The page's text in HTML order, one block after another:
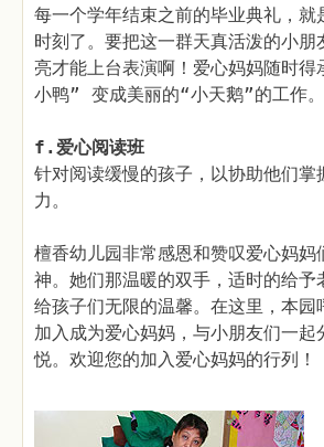
每一个学年结束之前的毕业典礼，就
时刻了。要把这一群天真活泼的小朋
亮才能上台表演啊！爱心妈妈随时得
小鸭” 变成美丽的“小天鹅”的工作。
f.爱心阅读班
针对阅读缓慢的孩子，以协助他们掌
力。
檀香幼儿园非常感恩和赞叹爱心妈妈
神。她们那温暖的双手，适时的给予
给孩子们无限的温馨。在这里，本园
加入成为爱心妈妈，与小朋友们一起
悦。欢迎您的加入爱心妈妈的行列！